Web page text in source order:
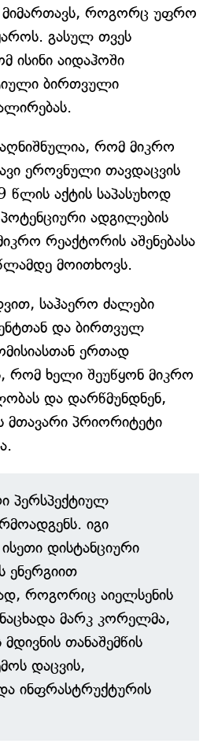
მიმართავს, როგორც უფრო
გასულ თვეს
ისინი აიდაჰოში
ბირთვული
რომ მიკრო
ეროვნული თავდაცვის
წლის აქტის საპასუხოდ
ადგილების
რეაქტორის აშენებასა
მოითხოვს.
საჰაერო ძალები
და ბირთვულ
ერთად
რომ ხელი შეუწყონ მიკრო
და დარწმუნდნენ,
მთავარი პრიორიტეტი
პერსპექტიულ
იგი
ისეთი დისტანციური
ენერგიით
როგორიც აიელსენის
მარკ კორელმა,
თანაშემწის
დაცვის,
ინფრასტრუქტურის